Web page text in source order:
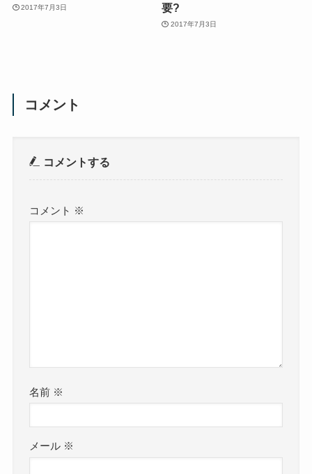
2017年7月3日
要?
2017年7月3日
コメント
コメントする
コメント ※
名前 ※
メール ※